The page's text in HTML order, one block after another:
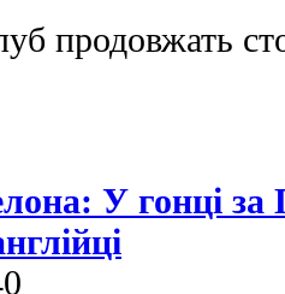
продовжать
У гонці